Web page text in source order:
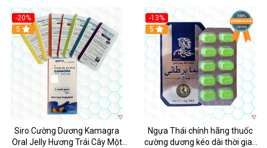
-20%
5
Siro Cường Dương Kamagra
Oral Jelly Hương Trái Cây Một
-13%
Hot
5
Ngựa Thái chính hãng thuốc
cường dương kéo dài thời gian